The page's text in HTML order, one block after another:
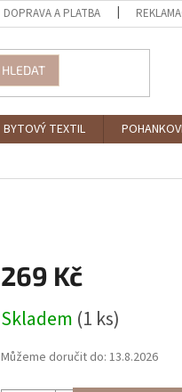
DOPRAVA A PLATBA
HLEDAT
BYTOVÝ TEXTIL
269 Kč
cena:
Skladem (1 ks)
Můžeme doručit do: 13.8.2026